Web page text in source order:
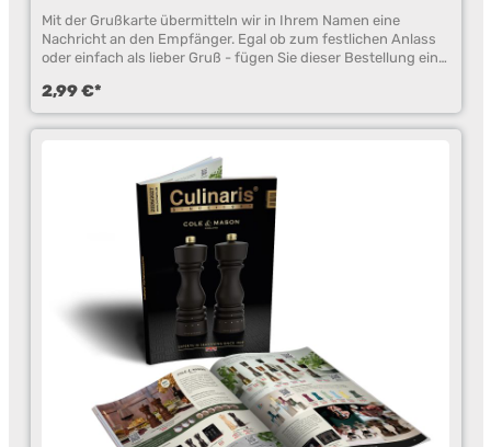
Mit der Grußkarte übermitteln wir in Ihrem Namen eine
Nachricht an den Empfänger. Egal ob zum festlichen Anlass
oder einfach als lieber Gruß - fügen Sie dieser Bestellung eine
und geben Sie uns den Anlass an (z.B. Hochzeit, Geburtstag,
Schulanfang, ...) und wir legen Ihren Text in der Grußkarte
Ihrer Bestellung bei. Bitte beachten: Die abgebildete
2,99 €*